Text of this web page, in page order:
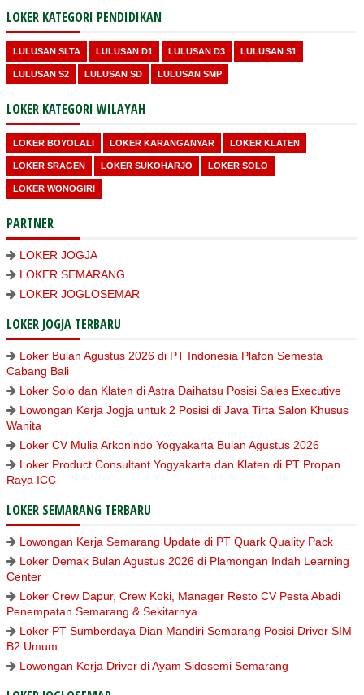
LOKER KATEGORI PENDIDIKAN
LULUSAN SLTA LULUSAN D1 LULUSAN D3 LULUSAN S1
LULUSAN S2 LULUSAN SD LULUSAN SMP
LOKER KATEGORI WILAYAH
LOKER BOYOLALI LOKER KARANGANYAR LOKER KLATEN
LOKER SRAGEN LOKER SUKOHARJO LOKER SOLO
LOKER WONOGIRI
PARTNER
LOKER JOGJA
LOKER SEMARANG
LOKER JOGLOSEMAR
LOKER JOGJA TERBARU
Loker Bulan Agustus 2026 di PT Indonesia Plafon Semesta
Cabang Bali
Loker Solo dan Klaten di Astra Daihatsu Posisi Sales Executive
Lowongan Kerja Jogja untuk 2 Posisi di Java Tirta Salon Khusus
Wanita
Loker CV Mulia Arkonindo Yogyakarta Bulan Agustus 2026
Loker Product Consultant Yogyakarta dan Klaten di PT Propan
Raya ICC
LOKER SEMARANG TERBARU
Lowongan Kerja Semarang Update di PT Quark Quality Pack
Loker Demak Bulan Agustus 2026 di Plamongan Indah Learning
Center
Loker Crew Dapur, Crew Koki, Manager Resto CV Pesta Abadi
Penempatan Semarang & Sekitarnya
Loker PT Sumberdaya Dian Mandiri Semarang Posisi Driver SIM
B2 Umum
Lowongan Kerja Driver di Ayam Sidosemi Semarang